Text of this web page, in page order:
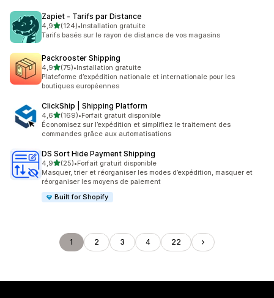
Zapiet ‑ Tarifs par Distance
4,9étoile(s) sur 5
(124)
124 avis au total
•Installation gratuite
Tarifs basés sur le rayon de distance de vos magasins
Packrooster Shipping
4,9étoile(s) sur 5
(75)
75 avis au total
•Installation gratuite
Plateforme d’expédition nationale et internationale pour les
boutiques européennes
ClickShip | Shipping Platform
4,6étoile(s) sur 5
(169)
169 avis au total
•Forfait gratuit disponible
Économisez sur l’expédition et simplifiez le traitement des
commandes grâce aux automatisations
DS Sort Hide Payment Shipping
4,9étoile(s) sur 5
(25)
25 avis au total
•Forfait gratuit disponible
Masquer, trier et réorganiser les modes d’expédition, masquer et
réorganiser les moyens de paiement
Built for Shopify
1 2 3 4 22